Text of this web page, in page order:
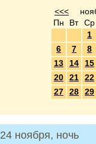
<<<
Пн
Вт Ср
1
6
7
8
13
14
15
20
21
22
27
28 29
24 ноября, ночь